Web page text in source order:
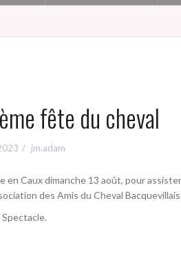
fête du cheval
jm.adam
Caux dimanche 13 août, pour
des Amis du Cheval